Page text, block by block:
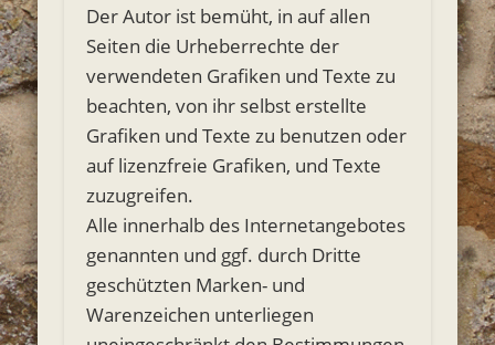
Der Autor ist bemüht, in auf allen
Seiten die Urheberrechte der
verwendeten Grafiken und Texte zu
beachten, von ihr selbst erstellte
Grafiken und Texte zu benutzen oder
auf lizenzfreie Grafiken, und Texte
zuzugreifen.
Alle innerhalb des Internetangebotes
genannten und ggf. durch Dritte
geschützten Marken- und
Warenzeichen unterliegen